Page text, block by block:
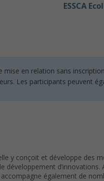
ESSCA
en relation sans
Les participants peuvent
y conçoit et développe des
développement
également de